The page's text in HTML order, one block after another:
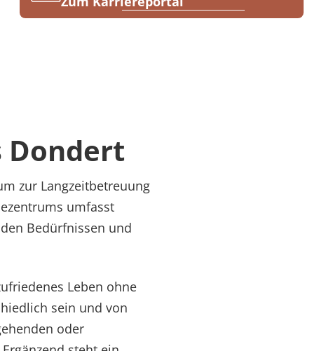
Dondert
zur Langzeitbetreuung
umfasst
Bedürfnissen und
Leben ohne
sein und von
oder